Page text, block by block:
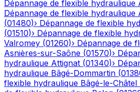
Dépannage de flexible hydraulique
Dépannage de flexible hydraulique
(01480)› Dépannage de flexible
(01510)› Dépannage de flexible
Valromey (01260)› Dépannage de
Asnières-sur-Saône (01570)›
hydraulique Attignat (01340)›
hydraulique Bâgé-Dommartin (
flexible hydraulique Bâgé-le-Châtel